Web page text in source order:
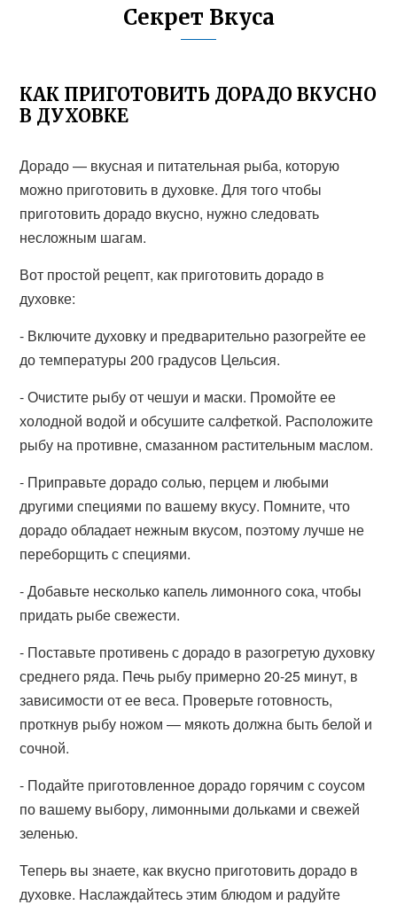
Секрет Вкуса
КАК ПРИГОТОВИТЬ ДОРАДО ВКУСНО
В ДУХОВКЕ
Дорадо — вкусная и питательная рыба, которую
можно приготовить в духовке. Для того чтобы
приготовить дорадо вкусно, нужно следовать
несложным шагам.
Вот простой рецепт, как приготовить дорадо в
духовке:
- Включите духовку и предварительно разогрейте ее
до температуры 200 градусов Цельсия.
- Очистите рыбу от чешуи и маски. Промойте ее
холодной водой и обсушите салфеткой. Расположите
рыбу на противне, смазанном растительным маслом.
- Приправьте дорадо солью, перцем и любыми
другими специями по вашему вкусу. Помните, что
дорадо обладает нежным вкусом, поэтому лучше не
переборщить с специями.
- Добавьте несколько капель лимонного сока, чтобы
придать рыбе свежести.
- Поставьте противень с дорадо в разогретую духовку
среднего ряда. Печь рыбу примерно 20-25 минут, в
зависимости от ее веса. Проверьте готовность,
проткнув рыбу ножом — мякоть должна быть белой и
сочной.
- Подайте приготовленное дорадо горячим с соусом
по вашему выбору, лимонными дольками и свежей
зеленью.
Теперь вы знаете, как вкусно приготовить дорадо в
духовке. Наслаждайтесь этим блюдом и радуйте